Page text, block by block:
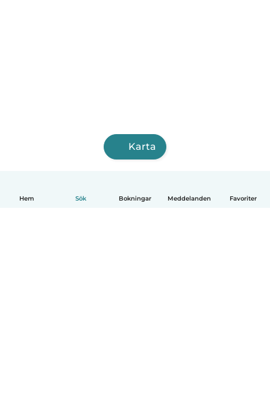
Hem Sök Bokningar Meddelanden Favoriter
Karta